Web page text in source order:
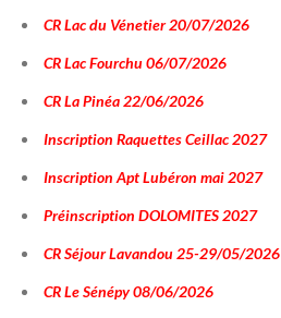
CR Lac du Vénetier 20/07/2026
CR Lac Fourchu 06/07/2026
CR La Pinéa 22/06/2026
Inscription Raquettes Ceillac 2027
Inscription Apt Lubéron mai 2027
Préinscription DOLOMITES 2027
CR Séjour Lavandou 25-29/05/2026
CR Le Sénépy 08/06/2026